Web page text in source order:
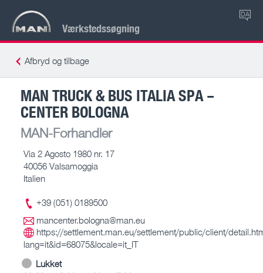
Værkstedssøgning
DA
Afbryd og tilbage
MAN TRUCK & BUS ITALIA SPA –
CENTER BOLOGNA
MAN-Forhandler
Via 2 Agosto 1980 nr. 17
40056 Valsamoggia
Italien
+39 (051) 0189500
mancenter.bologna@man.eu
https://settlement.man.eu/settlement/public/client/
lang=it&id=68075&locale=it_IT
Lukket